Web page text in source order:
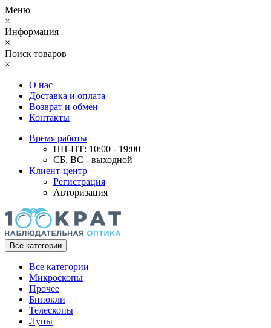
Меню
×
Информация
×
Поиск товаров
×
О нас
Доставка и оплата
Возврат и обмен
Контакты
Время работы
ПН-ПТ: 10:00 - 19:00
СБ, ВС - выходной
Клиент-центр
Регистрация
Авторизация
Все категории
Все категории
Микроскопы
Прочее
Бинокли
Телескопы
Лупы